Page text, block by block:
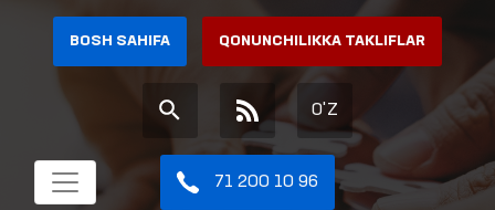
BOSH SAHIFA QONUNCHILIKKA TAKLIFLAR
O'Z
71 200 10 96